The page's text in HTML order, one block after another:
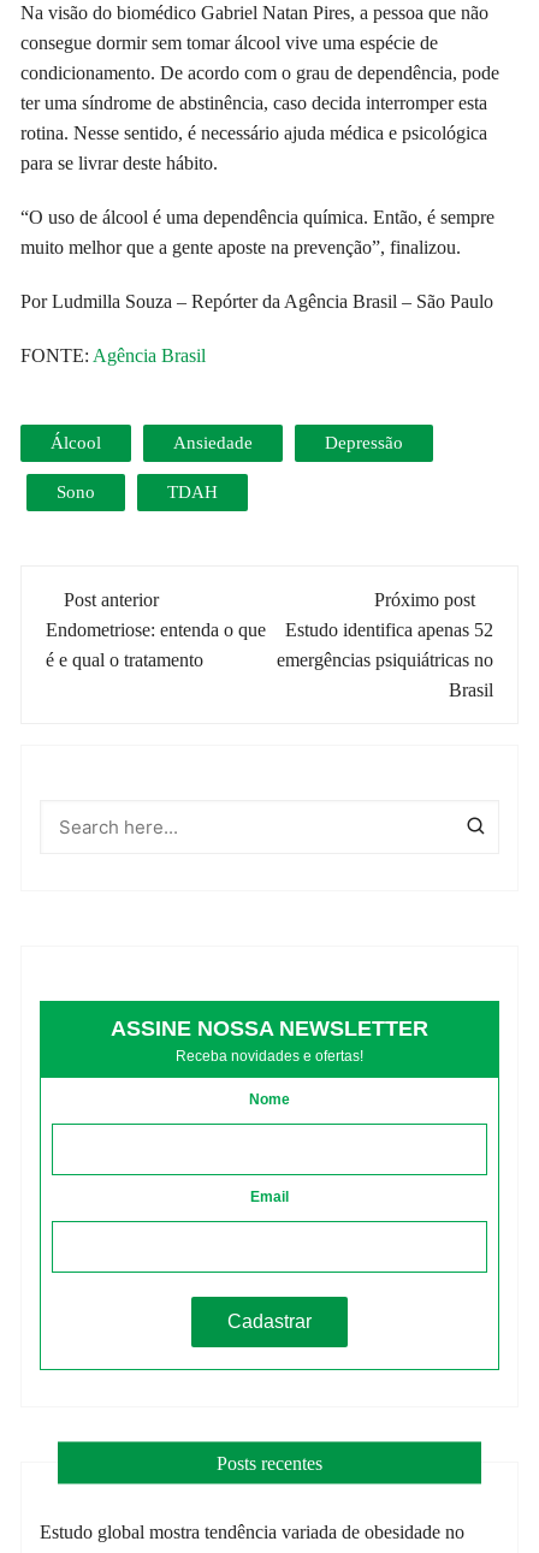
Na visão do biomédico Gabriel Natan Pires, a pessoa que não
consegue dormir sem tomar álcool vive uma espécie de
condicionamento. De acordo com o grau de dependência, pode
ter uma síndrome de abstinência, caso decida interromper esta
rotina. Nesse sentido, é necessário ajuda médica e psicológica
para se livrar deste hábito.
“O uso de álcool é uma dependência química. Então, é sempre
muito melhor que a gente aposte na prevenção”, finalizou.
Por Ludmilla Souza – Repórter da Agência Brasil – São Paulo
FONTE: Agência Brasil
Álcool Ansiedade Depressão
Sono TDAH
Navegação
de
Post anterior
Endometriose: entenda o que
é e qual o tratamento
Próximo post
Estudo identifica apenas 52
emergências psiquiátricas no
Brasil
ASSINE NOSSA NEWSLETTER
Receba novidades e ofertas!
Nome
Email
Posts recentes
Estudo global mostra tendência variada de obesidade no